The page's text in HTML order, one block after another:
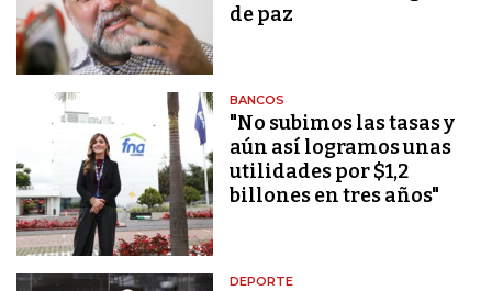
de paz
BANCOS
"No subimos las tasas y
aún así logramos unas
utilidades por $1,2
billones en tres años"
DEPORTE